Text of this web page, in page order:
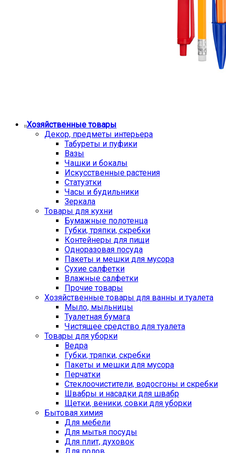
Хозяйственные товары
Декор, предметы интерьера
Табуреты и пуфики
Вазы
Чашки и бокалы
Искусственные растения
Статуэтки
Часы и будильники
Зеркала
Товары для кухни
Бумажные полотенца
Губки, тряпки, скребки
Контейнеры для пищи
Одноразовая посуда
Пакеты и мешки для мусора
Сухие салфетки
Влажные салфетки
Прочие товары
Хозяйственные товары для ванны и туалета
Мыло, мыльницы
Туалетная бумага
Чистящее средство для туалета
Товары для уборки
Ведра
Губки, тряпки, скребки
Пакеты и мешки для мусора
Перчатки
Стеклоочистители, водосгоны и скребки
Швабры и насадки для швабр
Щетки, веники, совки для уборки
Бытовая химия
Для мебели
Для мытья посуды
Для плит, духовок